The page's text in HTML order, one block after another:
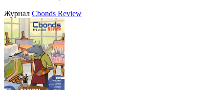
VIII международная конференция «Рынок капитала
Республики Узбекистан»
17.09.2026, Ташкент
ЖурналCbonds Review